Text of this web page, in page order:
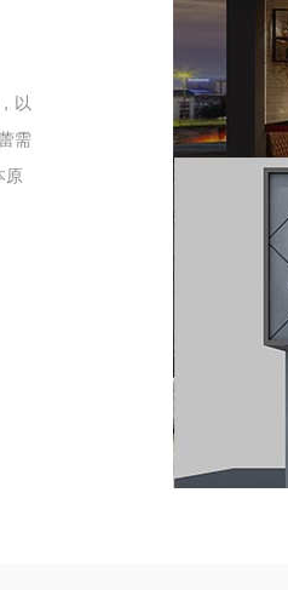
以
需
原